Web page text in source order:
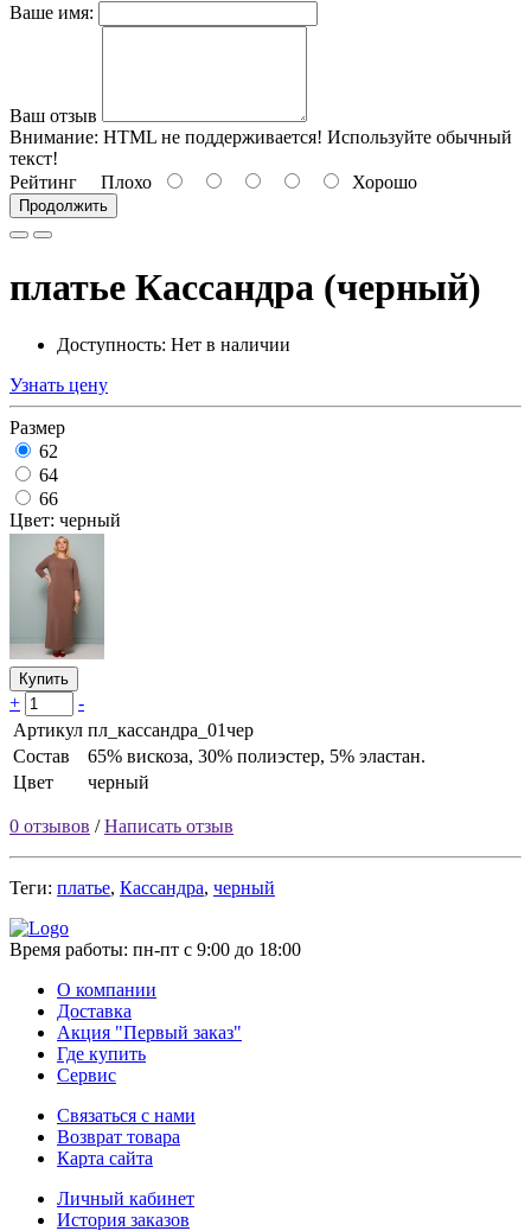
Ваше имя:
Ваш отзыв
Внимание: HTML не поддерживается! Используйте обычный
текст!
Рейтинг Плохо Хорошо
Продолжить
платье Кассандра (черный)
Доступность: Нет в наличии
Узнать цену
Размер
62
64
66
Цвет: черный
Купить
+
-
Артикул пл_кассандра_01чер
Состав
65% вискоза, 30% полиэстер, 5% эластан.
Цвет
черный
0 отзывов /Написать отзыв
Теги: платье, Кассандра, черный
Время работы: пн-пт с 9:00 до 18:00
О компании
Доставка
Акция "Первый заказ"
Где купить
Сервис
Связаться с нами
Возврат товара
Карта сайта
Личный кабинет
История заказов